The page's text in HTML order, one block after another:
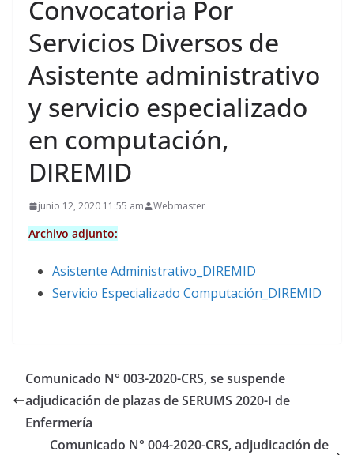
Convocatoria Por
Servicios Diversos de
Asistente administrativo
y servicio especializado
en computación,
DIREMID
junio 12, 2020 11:55 am Webmaster
Archivo adjunto:
Asistente Administrativo_DIREMID
Servicio Especializado Computación_DIREMID
Comunicado N° 003-2020-CRS, se suspende
adjudicación de plazas de SERUMS 2020-I de
Enfermería
Comunicado N° 004-2020-CRS, adjudicación de